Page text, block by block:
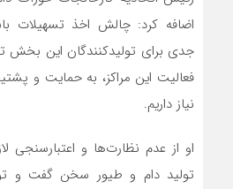
اضافه کرد: چالش اخذ تسهیلات
جدی برای تولیدکنندگان این بخش
فعالیت این مراکز، به حمایت و
نیاز داریم.
او از عدم نظارت‌ها و اعتبارسنجی
تولید دام و طیور سخن گفت و